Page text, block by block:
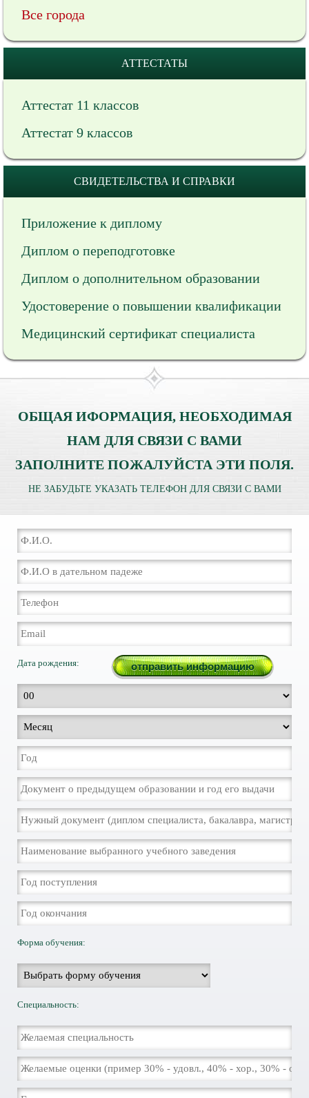
Все города
АТТЕСТАТЫ
Аттестат 11 классов
Аттестат 9 классов
СВИДЕТЕЛЬСТВА И СПРАВКИ
Приложение к диплому
Диплом о переподготовке
Диплом о дополнительном образовании
Удостоверение о повышении квалификации
Медицинский сертификат специалиста
ОБЩАЯ ИФОРМАЦИЯ, НЕОБХОДИМАЯ
НАМ ДЛЯ СВЯЗИ С ВАМИ
ЗАПОЛНИТЕ ПОЖАЛУЙСТА ЭТИ ПОЛЯ.
НЕ ЗАБУДЬТЕ УКАЗАТЬ ТЕЛЕФОН ДЛЯ СВЯЗИ С ВАМИ
Дата рождения:
Форма обучения:
Специальность: